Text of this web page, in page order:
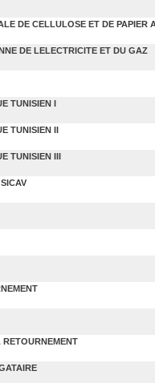
DE CELLULOSE ET DE PAPIER
DE LELECTRICITE ET DU GAZ
TUNISIEN I
TUNISIEN II
TUNISIEN III